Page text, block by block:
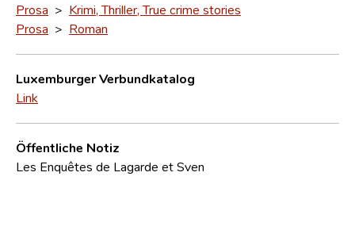
Prosa > Krimi, Thriller, True crime stories
Prosa > Roman
Luxemburger Verbundkatalog
Link
Öffentliche Notiz
Les Enquêtes de Lagarde et Sven